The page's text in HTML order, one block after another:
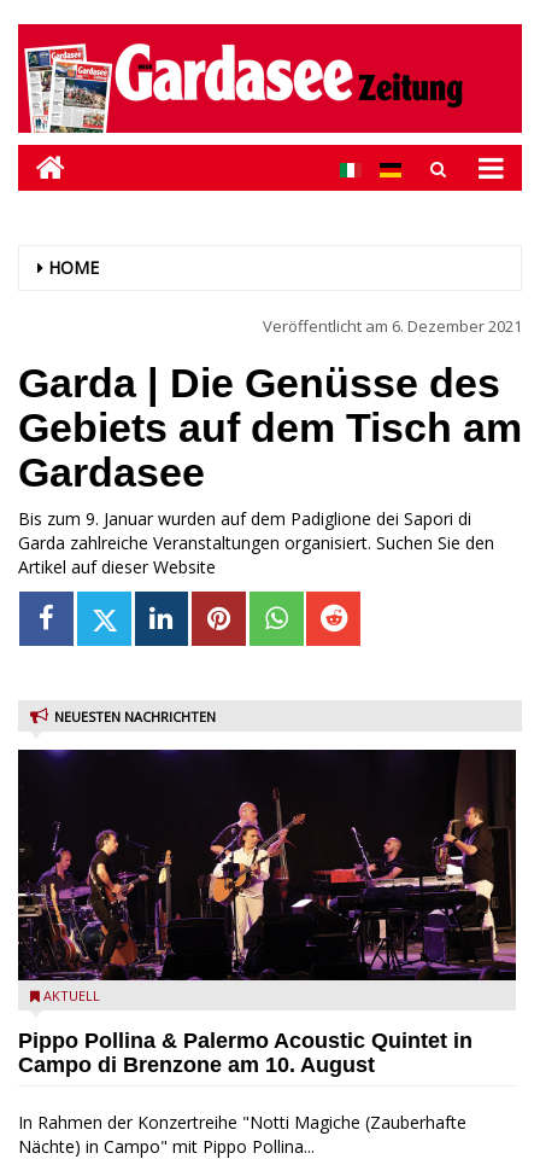
HOME
Veröffentlicht am 6. Dezember 2021
Garda | Die Genüsse des
Gebiets auf dem Tisch am
Gardasee
Bis zum 9. Januar wurden auf dem Padiglione dei Sapori di
Garda zahlreiche Veranstaltungen organisiert. Suchen Sie den
Artikel auf dieser Website
NEUESTEN NACHRICHTEN
Pippo Pollina im Konzert mit dem Palermo Acoustic Quintet
AKTUELL
Pippo Pollina & Palermo Acoustic Quintet in
Campo di Brenzone am 10. August
In Rahmen der Konzertreihe "Notti Magiche (Zauberhafte
Nächte) in Campo" mit Pippo Pollina...